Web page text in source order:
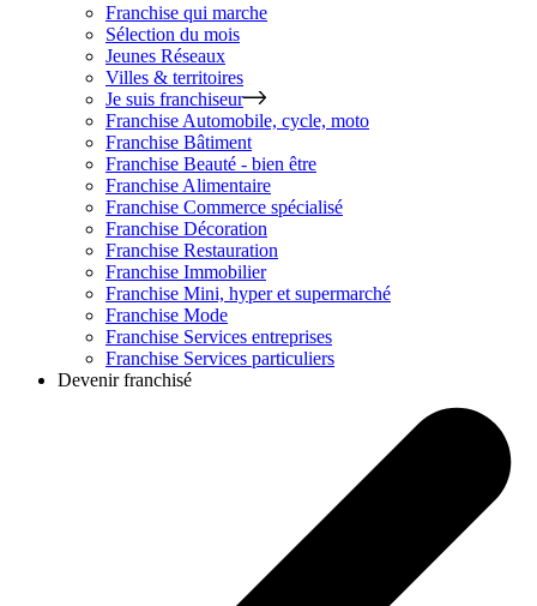
Franchise qui marche
Sélection du mois
Jeunes Réseaux
Villes & territoires
Je suis franchiseur
Franchise Automobile, cycle, moto
Franchise Bâtiment
Franchise Beauté - bien être
Franchise Alimentaire
Franchise Commerce spécialisé
Franchise Décoration
Franchise Restauration
Franchise Immobilier
Franchise Mini, hyper et supermarché
Franchise Mode
Franchise Services entreprises
Franchise Services particuliers
Devenir franchisé